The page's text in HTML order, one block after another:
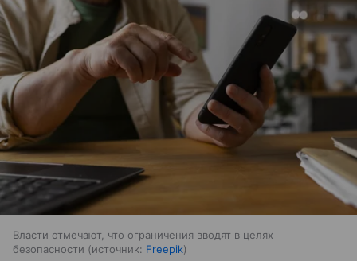
Власти отмечают, что ограничения вводят в целях
безопасности
источник: Freepik